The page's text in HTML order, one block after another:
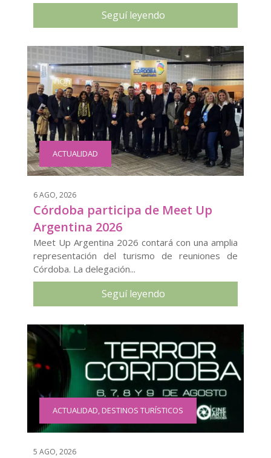
Seguí leyendo
ACTUALIDAD
6 AGO, 2026
Córdoba participa de Meet Up
Argentina 2026
Meet Up Argentina 2026 contará con una amplia
representación del turismo de reuniones de
Córdoba. La delegación...
Seguí leyendo
ACTUALIDAD,DESTINOS TURÍSTICOS
5 AGO, 2026